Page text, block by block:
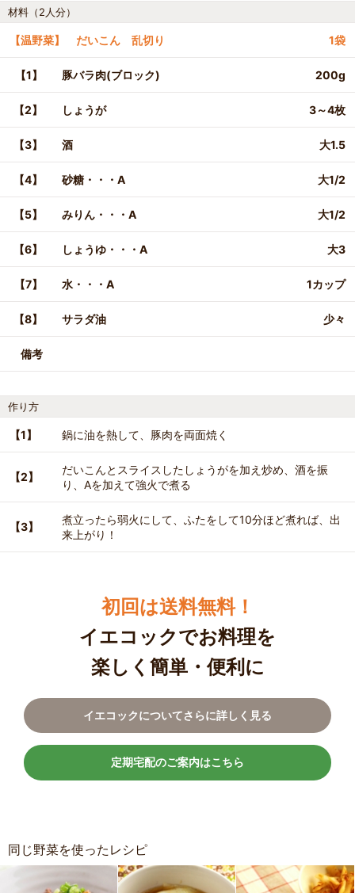
材料（2人分）
【温野菜】 だいこん 乱切り 1袋
【1】 豚バラ肉(ブロック) 200g
【2】 しょうが 3～4枚
【3】 酒 大1.5
【4】 砂糖・・・A 大1/2
【5】 みりん・・・A 大1/2
【6】 しょうゆ・・・A 大3
【7】 水・・・A 1カップ
【8】 サラダ油 少々
備考
作り方
【1】 鍋に油を熱して、豚肉を両面焼く
【2】
だいこんとスライスしたしょうがを加え炒め、酒を振
り、Aを加えて強火で煮る
【3】
煮立ったら弱火にして、ふたをして10分ほど煮れば、出
来上がり！
初回は送料無料！
イエコックでお料理を
楽しく簡単・便利に
イエコックについてさらに詳しく見る
定期宅配のご案内はこちら
同じ野菜を使ったレシピ